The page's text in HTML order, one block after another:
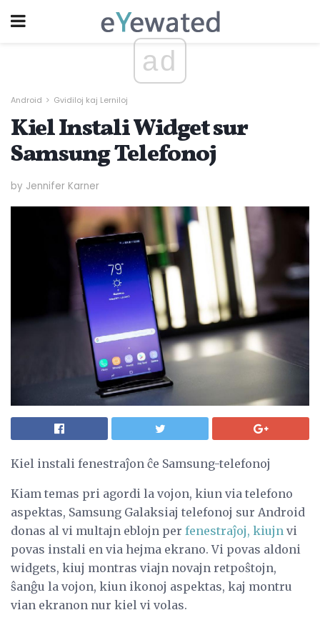
ad
Android Gvidiloj kaj Lerniloj
Kiel Instali Widget sur
Samsung Telefonoj
by Jennifer Karner
Kiel instali fenestraĵon ĉe Samsung-telefonoj
Kiam temas pri agordi la vojon, kiun via telefono
aspektas, Samsung Galaksiaj telefonoj sur Android
donas al vi multajn eblojn per fenestraĵoj, kiujn vi
povas instali en via hejma ekrano. Vi povas aldoni
widgets, kiuj montras viajn novajn retpoŝtojn,
ŝanĝu la vojon, kiun ikonoj aspektas, kaj montru
vian ekranon nur kiel vi volas.